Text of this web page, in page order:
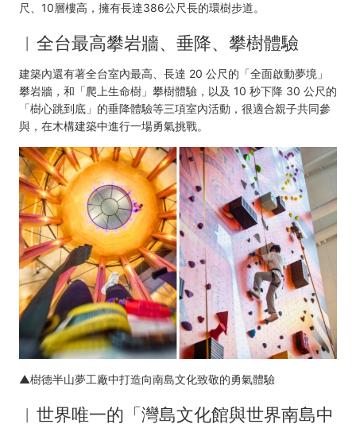
尺、10層樓高，擁有長達386公尺長的環樹步道。
︱ 全台最高攀岩牆、垂降、攀樹體驗
建築內還有著全台室內最高、長達 20 公尺的「全面啟動夢境」
攀岩牆，和「爬上生命樹」攀樹體驗，以及 10 秒下降 30 公尺的
「樹心跳到底」的垂降體驗等三項室內活動，很適合親子共同參
與，在木構建築中進行一場勇氣挑戰。
▲樹德半山夢工廠中打造向南島文化致敬的勇氣體驗
︱ 世界唯一的「灣島文化館與世界南島中